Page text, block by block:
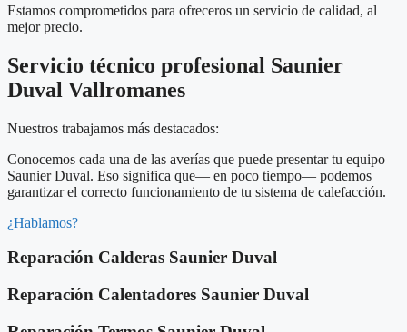
Estamos comprometidos para ofreceros un servicio de calidad, al
mejor precio.
Servicio técnico profesional Saunier
Duval Vallromanes
Nuestros trabajamos más destacados:
Conocemos cada una de las averías que puede presentar tu equipo
Saunier Duval. Eso significa que— en poco tiempo— podemos
garantizar el correcto funcionamiento de tu sistema de calefacción.
¿Hablamos?
Reparación Calderas Saunier Duval
Reparación Calentadores Saunier Duval